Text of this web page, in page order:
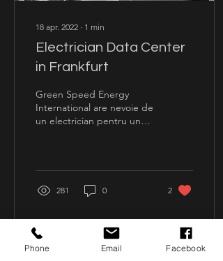
18 apr. 2022 ∙ 1 min
Electrician Data Center
in Frankfurt
Green Speed Energy
International are nevoie de
un electrician pentru un
281 0 2
Phone Email Facebook